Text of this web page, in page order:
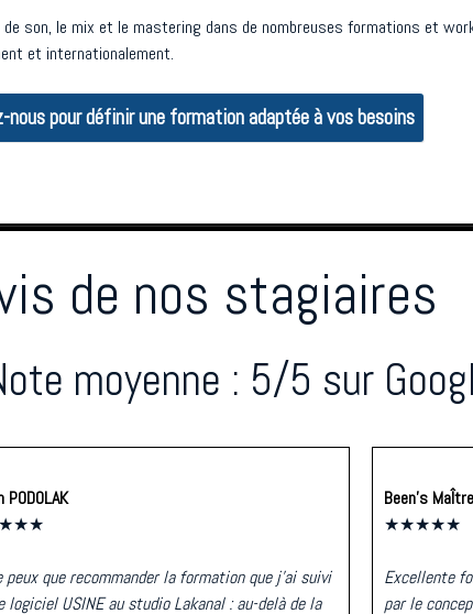
son, le mix et le mastering dans de nombreuses formations et
et internationalement.
pour définir une formation adaptée à vos besoins
de nos stagiaires
moyenne : 5/5 sur
PODOLAK
peux que recommander la formation que j'ai suivi
logiciel USINE au studio Lakanal : au-delà de la
Been’s MaÎtre
★★★★★
Excellente
par le